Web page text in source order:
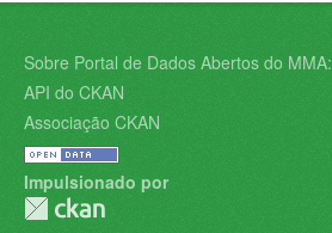
Sobre Portal de Dados Abertos do MMA:
API do CKAN
Associação CKAN
Impulsionado por